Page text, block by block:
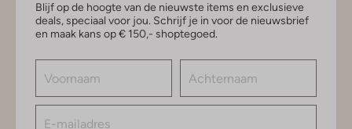
Blijf op de hoogte van de nieuwste items en exclusieve
deals, speciaal voor jou. Schrijf je in voor de nieuwsbrief
en maak kans op € 150,- shoptegoed.